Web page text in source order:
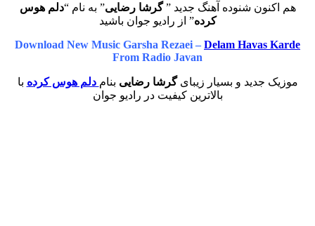
شنوده آهنگ جدید ”گرشا رضایی” به نام “دلم هوس
” از رادیو جوان باشید
Download New Music Garsha Rezaei –Delam Havas
From Radio Javan
جدید و بسیار زیبایگرشا رضاییبنامدلم هوس کردهبا
بالاترین کیفیت در رادیو جوان